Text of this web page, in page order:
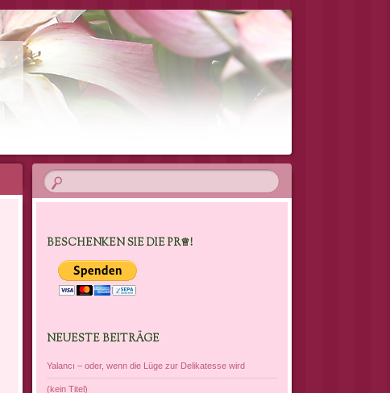
BESCHENKEN SIE DIE PR♕!
NEUESTE BEITRÄGE
Yalancı – oder, wenn die Lüge zur Delikatesse wird
(kein Titel)